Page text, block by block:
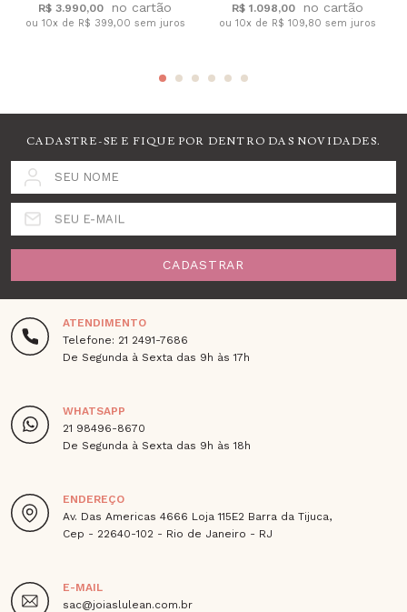
R$ 3.990,00
ou 10x de R$ 399,00 sem juros
R$ 1.098,00
ou 10x de R$ 109,80 sem juros
CADASTRE-SE E FIQUE POR DENTRO DAS NOVIDADES.
SEU NOME
SEU E-MAIL
CADASTRAR
ATENDIMENTO
Telefone: 21 2491-7686
De Segunda à Sexta das 9h às 17h
WHATSAPP
21 98496-8670
De Segunda à Sexta das 9h às 18h
ENDEREÇO
Av. Das Americas 4666 Loja 115E2 Barra da Tijuca,
Cep - 22640-102 - Rio de Janeiro - RJ
E-MAIL
sac@joiaslulean.com.br